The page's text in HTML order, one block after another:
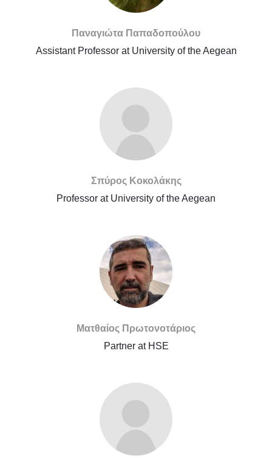
Παναγιώτα Παπαδοπούλου
Assistant Professor at University of the Aegean
Σπύρος Κοκολάκης
Professor at University of the Aegean
Ματθαίος Πρωτονοτάριος
Partner at HSE